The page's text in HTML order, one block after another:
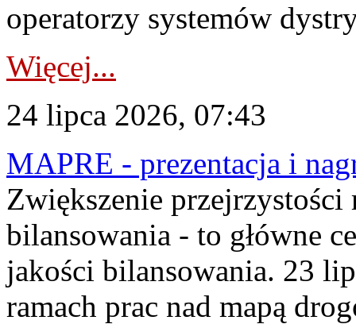
operatorzy systemów
Więcej...
24 lipca 2026, 07:43
MAPRE - prezentacja i
Zwiększenie
bilansowania - to główne
jakości bilansowania. 23
ramach prac nad mapą